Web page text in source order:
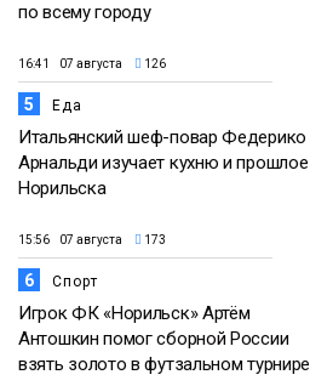
по всему городу
16:41 07 августа 126
5 Еда
Итальянский шеф-повар Федерико
Арнальди изучает кухню и прошлое
Норильска
15:56 07 августа 173
6 Спорт
Игрок ФК «Норильск» Артём
Антошкин помог сборной России
взять золото в футзальном турнире